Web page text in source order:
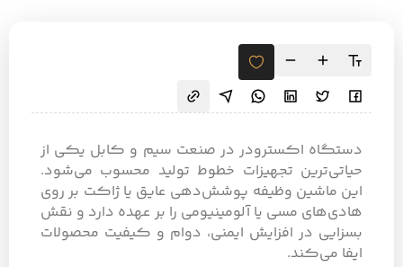
دستگاه اکسترودر در صنعت سیم و کابل یکی از
حیاتی‌ترین تجهیزات خطوط تولید محسوب می‌شود.
این ماشین وظیفه پوشش‌دهی عایق یا ژاکت بر روی
هادی‌های مسی یا آلومینیومی را بر عهده دارد و نقش
بسزایی در افزایش ایمنی، دوام و کیفیت محصولات
ایفا می‌کند.